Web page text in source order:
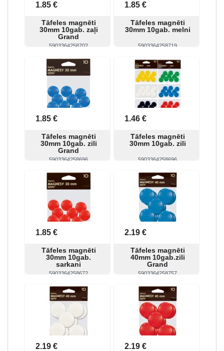
1.85 €
Tāfeles magnēti
30mm 10gab. zaļi
Grand
5903364258702
Skatīt Pirkt
1.85 €
Tāfeles magnēti
30mm 10gab. melni
5903364258719
Skatīt Pirkt
1.85 €
Tāfeles magnēti
30mm 10gab. zili
Grand
5903364258696
Skatīt Pirkt
1.46 €
Tāfeles magnēti
30mm 10gab. zili
5903364258696
Skatīt Pirkt
1.85 €
Tāfeles magnēti
30mm 10gab.
sarkani
5903364258672
Skatīt Pirkt
2.19 €
Tāfeles magnēti
40mm 10gab.zili
Grand
5903364258757
Skatīt Pirkt
2.19 € 2.19 €